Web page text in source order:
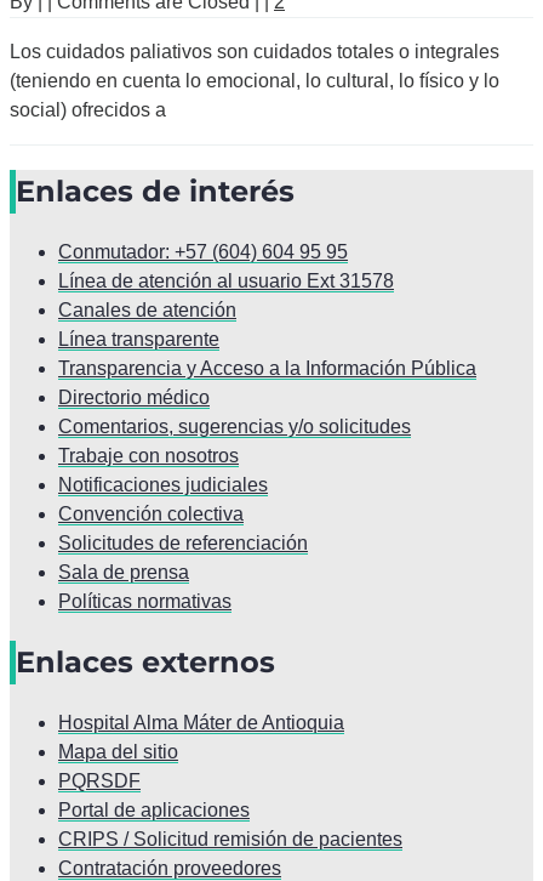
Los cuidados paliativos son cuidados totales o integrales
(teniendo en cuenta lo emocional, lo cultural, lo físico y lo
social) ofrecidos a
Enlaces de interés
Conmutador: +57 (604) 604 95 95
Línea de atención al usuario Ext 31578
Canales de atención
Línea transparente
Transparencia y Acceso a la Información Pública
Directorio médico
Comentarios, sugerencias y/o solicitudes
Trabaje con nosotros
Notificaciones judiciales
Convención colectiva
Solicitudes de referenciación
Sala de prensa
Políticas normativas
Enlaces externos
Hospital Alma Máter de Antioquia
Mapa del sitio
PQRSDF
Portal de aplicaciones
CRIPS / Solicitud remisión de pacientes
Contratación proveedores